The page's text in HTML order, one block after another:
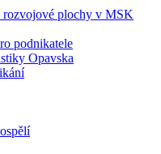
rozvojové plochy v MSK
podnikatele
Opavska